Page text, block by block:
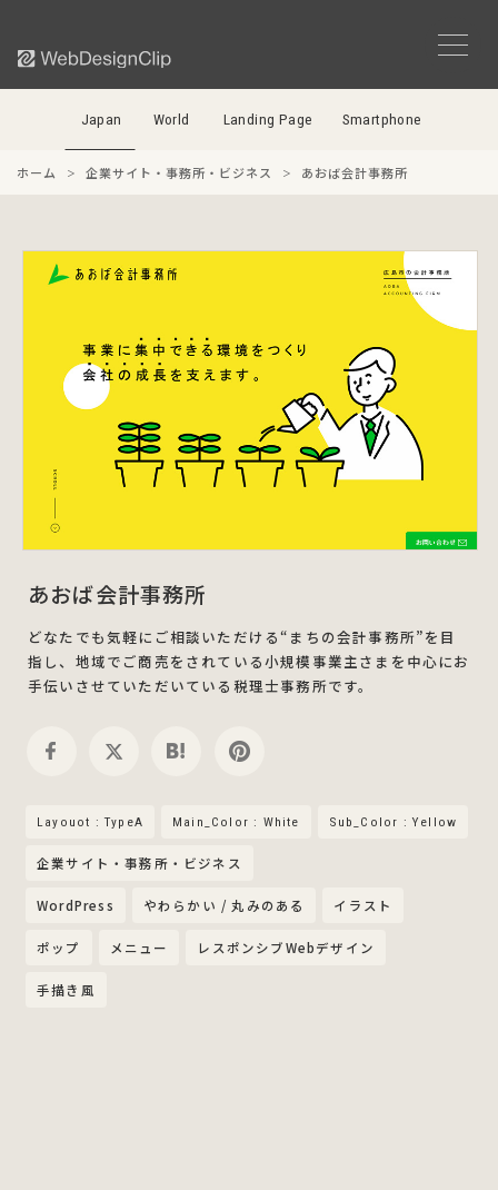
Japan World Landing Page Smartphone
ホーム 企業サイト・事務所・ビジネス あおば会計事務所
あおば会計事務所
どなたでも気軽にご相談いただける“まちの会計事務所”を目
指し、地域でご商売をされている小規模事業主さまを中心にお
手伝いさせていただいている税理士事務所です。
Layouot : TypeA Main_Color : White Sub_Color : Yellow
企業サイト・事務所・ビジネス
WordPress やわらかい / 丸みのある イラスト
ポップ メニュー レスポンシブWebデザイン
手描き風